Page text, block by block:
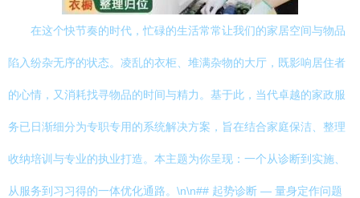
在这个快节奏的时代，忙碌的生活常常让我们的家居空间与物品
陷入纷杂无序的状态。凌乱的衣柜、堆满杂物的大厅，既影响居住者
的心情，又消耗找寻物品的时间与精力。基于此，当代卓越的家政服
务已日渐细分为专职专用的系统解决方案，旨在结合家庭保洁、整理
收纳培训与专业的执业打造。本主题为你呈现：一个从诊断到实施、
从服务到习习得的一体优化通路。\n\n## 起势诊断 — 量身定作问题